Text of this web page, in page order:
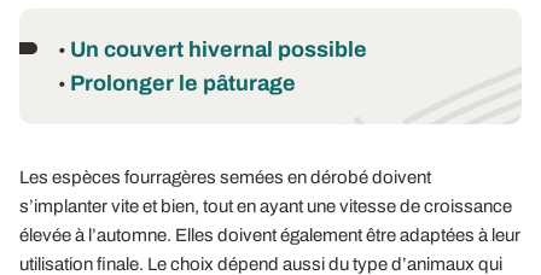
• Un couvert hivernal possible
• Prolonger le pâturage
Les espèces fourragères semées en dérobé doivent
s’implanter vite et bien, tout en ayant une vitesse de croissance
élevée à l’automne. Elles doivent également être adaptées à leur
utilisation finale. Le choix dépend aussi du type d’animaux qui